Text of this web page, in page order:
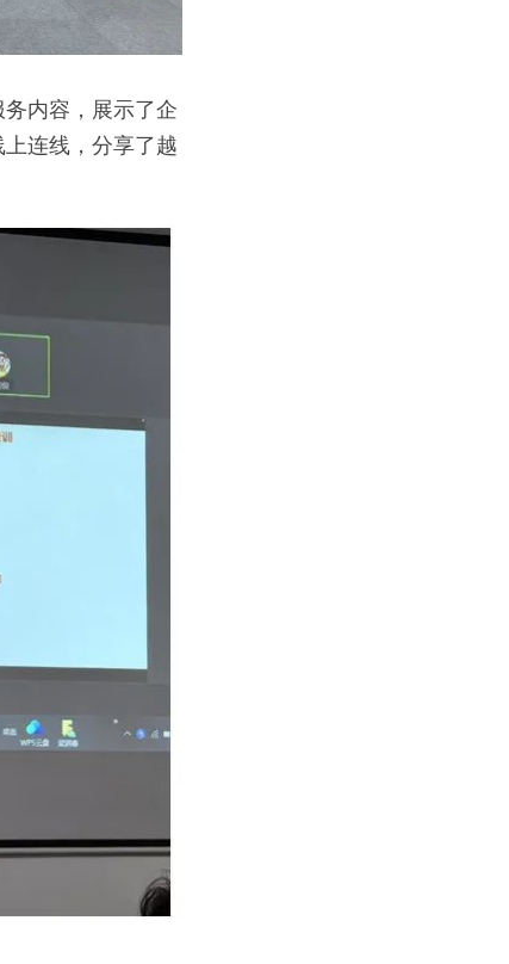
内容，展示了企
连线，分享了越